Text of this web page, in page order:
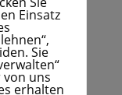
bei
mail an
noch
Einsatz
Sie
uns
erhalten